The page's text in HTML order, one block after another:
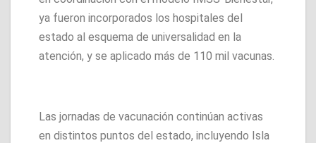
ya fueron incorporados los hospitales del
estado al esquema de universalidad en la
atención, y se aplicado más de 110 mil vacunas.
Las jornadas de vacunación continúan activas
en distintos puntos del estado, incluyendo Isla